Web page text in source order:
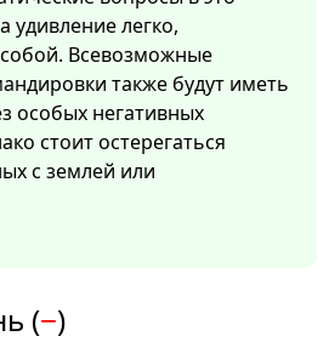
удивление легко,
Всевозможные
также будут иметь
особых негативных
стоит остерегаться
с землей или
(−)